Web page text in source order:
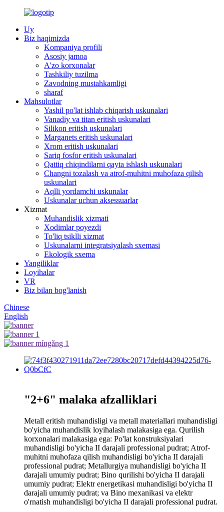
Uy
Biz haqimizda
Kompaniya profili
Asosiy jamoa
A'zo korxonalar
Tashkiliy tuzilma
Zavodning mustahkamligi
sharaf
Mahsulotlar
Yashil po'lat ishlab chiqarish uskunalari
Vanadiy va titan eritish uskunalari
Silikon eritish uskunalari
Marganets eritish uskunalari
Xrom eritish uskunalari
Sariq fosfor eritish uskunalari
Qattiq chiqindilarni qayta ishlash uskunalari
Changni tozalash va atrof-muhitni muhofaza qilish
uskunalari
Aqlli yordamchi uskunalar
Uskunalar uchun aksessuarlar
Xizmat
Muhandislik xizmati
Xodimlar poyezdi
To'liq tsiklli xizmat
Uskunalarni integratsiyalash sxemasi
Ekologik sxema
Yangiliklar
Loyihalar
VR
Biz bilan bog'lanish
Chinese
English
"2+6" malaka afzalliklari
Metall eritish muhandisligi va metall materiallari muhandisligi
bo'yicha muhandislik loyihalash malakasiga ega. Qurilish
korxonalari malakasiga ega: Po'lat konstruksiyalari
muhandisligi bo'yicha II darajali professional pudrat; Atrof-
muhitni muhofaza qilish muhandisligi bo'yicha II darajali
professional pudrat; Metallurgiya muhandisligi bo'yicha II
darajali umumiy pudrat; Bino qurilishi bo'yicha II darajali
umumiy pudrat; Elektr energetikasi muhandisligi bo'yicha II
darajali umumiy pudrat; va Bino mexanikasi va elektr
o'rnatish muhandisligi bo'yicha II darajali professional pudrat.